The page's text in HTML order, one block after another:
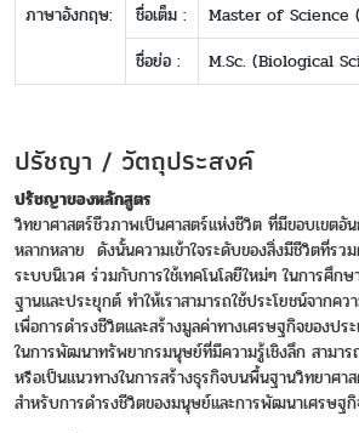
ภาษาอังกฤษ:
ชื่อเต็ม :
Master of Science
ชื่อย่อ :
M.Sc. (Biological
ปรัชญา / วัตถุประสงค์
ปรัชญาของหลักสูตร
วิทยาศาสตร์ชีวภาพเป็นศาสตร์แห่งชีวิต ที่มีขอบเขตอั
หลากหลาย ดังนั้นความเข้าใจระดับของสิ่งมีชีวิตที่รว
ระบบนิเวศ ร่วมกับการใช้เทคโนโลยีใหม่ๆ ในการศึ
ฐานและประยุกต์ ทำให้เราสามารถใช้ประโยชน์จากค
เพื่อการดำรงชีวิตและสร้างมูลค่าทางเศรษฐกิจของป
ในการพัฒนาทรัพยากรมนุษย์ที่มีความรู้เชิงลึก สามาร
หรือเป็นแนวทางในการสร้างธุรกิจบนพื้นฐานวิทยาศา
สำหรับการดำรงชีวิตของมนุษย์และการพัฒนาเศรษฐ